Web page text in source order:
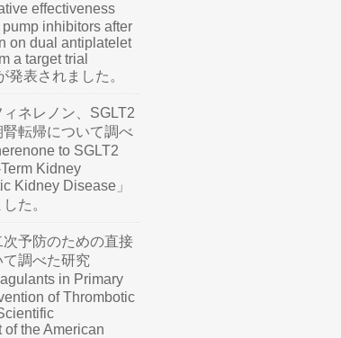
effectiveness
inhibitors after
on dual antiplatelet
a target trial
表されました。
ネレノン、SGLT2
転帰について調べ
to SGLT2
Kidney
Kidney Disease」
た。
予防のための直接
調べた研究
in Primary
of Thrombotic
of the American